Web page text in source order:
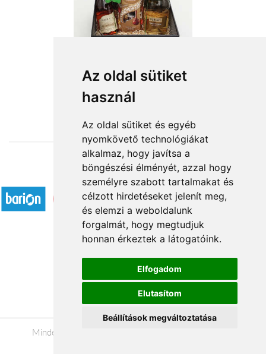
Az oldal sütiket
használ
Az oldal sütiket és egyéb
nyomkövető technológiákat
alkalmaz, hogy javítsa a
böngészési élményét, azzal hogy
személyre szabott tartalmakat és
célzott hirdetéseket jelenít meg,
és elemzi a weboldalunk
forgalmát, hogy megtudjuk
honnan érkeztek a látogatóink.
Elfogadom
Elutasítom
Beállítások megváltoztatása
Tokaj szőlővesszei
26 000 Ft-tól
Elfogadott fizetési módok
Á.SZ.F.
Impresszum
Adatkezelési tájékoztató
Minden jog fenntartva © 2026 |